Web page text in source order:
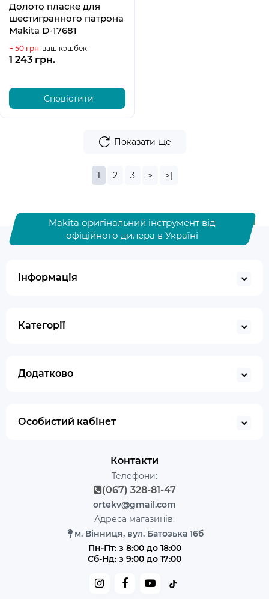
Долото пласке для
шестигранного патрона
Makita D-17681
+ 50 грн ваш кэшбек
1 243 грн.
Сповістити
Показати ще
1 2 3 > >|
Makita оригінальний інструмент від
офіційного дилера в Україні
Інформація
Категорії
Додатково
Особистий кабінет
Контакти
Телефони:
(067) 328-81-47
ortekv@gmail.com
Адреса магазинів:
м. Вінниця, вул. Батозька 16б
Пн-Пт: з 8:00 до 18:00
Сб-Нд: з 9:00 до 17:00